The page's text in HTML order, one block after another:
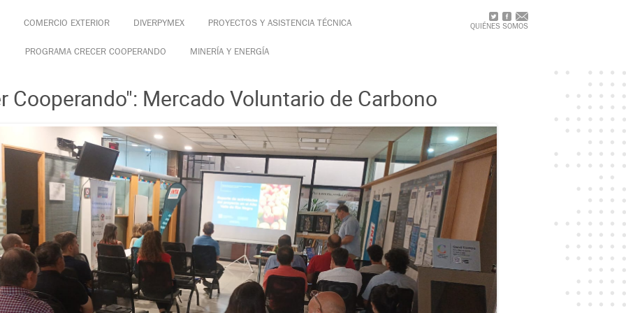
COMERCIO EXTERIOR DIVERPYMEX PROYECTOS Y ASISTENCIA TÉCNICA
PROGRAMA CRECER COOPERANDO MINERÍA Y ENERGÍA
QUIÉNES SOMOS
Cooperando": Mercado Voluntario de Carbono